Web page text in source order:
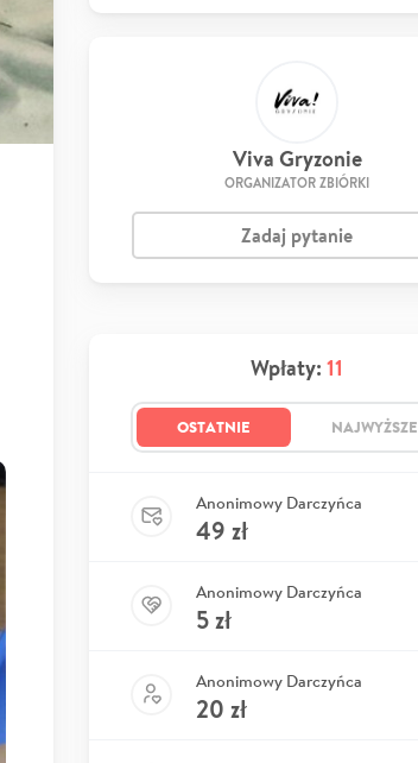
Viva Gryzonie
ORGANIZATOR ZBIÓRKI
Zadaj pytanie
Wpłaty: 11
OSTATNIE NAJWYŻSZE
Anonimowy Darczyńca
49 zł
Anonimowy Darczyńca
5zł
Anonimowy Darczyńca
20 zł